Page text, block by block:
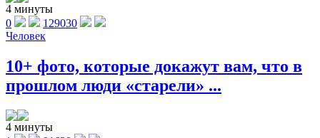
4 минуты
0
129030
Человек
10+ фото, которые докажут вам, что в
прошлом люди «старели» ...
4 минуты